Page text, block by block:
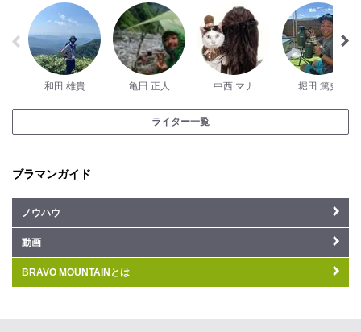
和田 雄貴 亀田 正人 中西 マナ 堀田 篤史
ライター一覧
ブラマンガイド
ノウハウ
動画
BRAVO MOUNTAINとは